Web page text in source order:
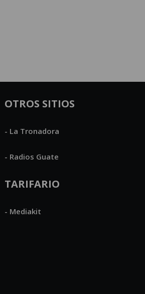
OTROS SITIOS
- La Tronadora
- Radios Guate
TARIFARIO
- Mediakit